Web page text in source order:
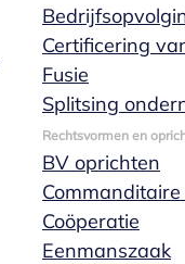
Certificering
Fusie
Splitsing
Rechtsvormen en
BV oprichten
Coöperatie
Eenmanszaak